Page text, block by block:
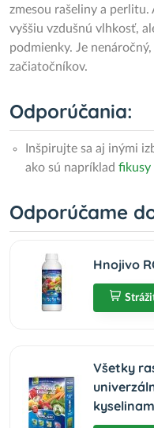
zmesou rašeliny a perlitu.
vyššiu vzdušnú vlhkosť,
podmienky. Je
začiatočníkov.
Odporúčania:
Inšpirujte sa aj inými
ako sú napríklad fikusy
Odporúčame
Hnojivo
Všetky